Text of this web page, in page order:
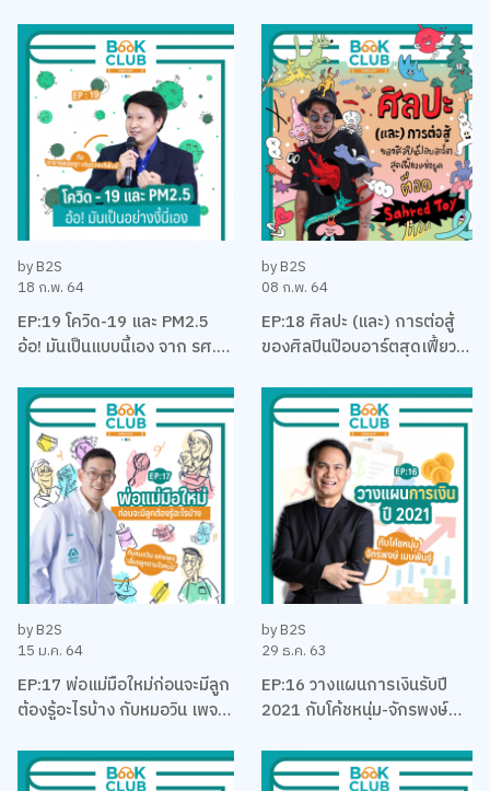
บริหาร
คุง-ณัฐพงศ์ ไชยวานิชย์ผล
by B2S
18 ก.พ. 64
EP:19 โควิด-19 และ PM2.5
อ้อ! มันเป็นแบบนี้เอง จาก รศ.
by B2S
08 ก.พ. 64
EP:18 ศิลปะ (และ) การต่อสู้
ของศิลปินป๊อบอาร์ตสุดเฟี้ยว
by B2S
15 ม.ค. 64
EP:17 พ่อแม่มือใหม่ก่อนจะมีลูก
ต้องรู้อะไรบ้าง กับหมอวิน เพจ
by B2S
29 ธ.ค. 63
EP:16 วางแผนการเงินรับปี
2021 กับโค้ชหนุ่ม-จักรพงษ์